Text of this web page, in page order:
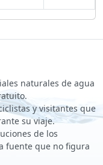
naturales de agua
y visitantes que
su viaje.
de los
fuente que no figura